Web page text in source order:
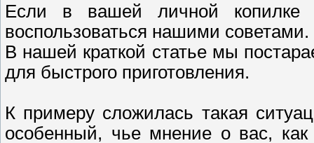
Если в вашей личной копилке
воспользоваться нашими советами.
В нашей краткой статье мы
для быстрого приготовления.
К примеру сложилась такая
особенный, чье мнение о вас,